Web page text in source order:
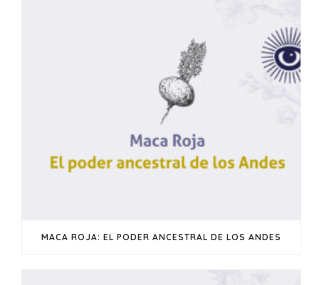
MACA ROJA: EL PODER ANCESTRAL DE LOS ANDES